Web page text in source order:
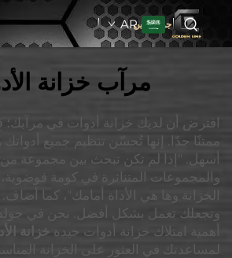
جولدنبلاينAR
مرآب خزانة
افترض أن لديك خزانة أدوات في مرآبك؛
ممتنًا جدًا. إنها تُحسّن تنظيم جميع
أسهل. "إذا لم تكن تبحث بين مجموعة من
والمجموعات المتناثرة في كومة فوضوية،
الخزانة وها هي الأداة أمامك"، كما أضاف.
وتجعلك تعمل بشكل أفضل. نحن في
أهمية امتلاك خزانة أدوات جيدة خزانة
لمساعدتك في العثور على الخزانة